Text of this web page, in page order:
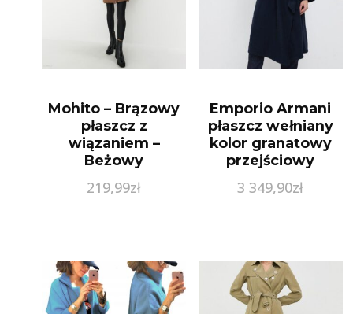
Mohito – Brązowy
płaszcz z
wiązaniem –
Beżowy
219,99zł
Emporio Armani
płaszcz wełniany
kolor granatowy
przejściowy
3 349,90zł